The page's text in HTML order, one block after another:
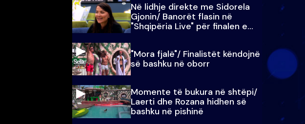
Në lidhje direkte me Sidorela
Gjonin/ Banorët flasin në
"Shqipëria Live" për finalen e
madhe
"Mora fjalë"/ Finalistët këndojnë
së bashku në oborr
Momente të bukura në shtëpi/
Laerti dhe Rozana hidhen së
bashku në pishinë